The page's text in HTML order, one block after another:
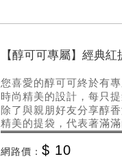
【醇可可專屬】經典紅
您喜愛的醇可可終於有專
時尚精美的設計，每只
除了與親朋好友分享醇
精美的提袋，代表著滿
網路價：$ 10